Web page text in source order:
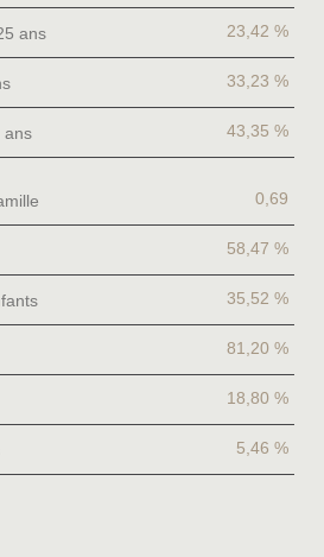
ans 23,42 %
33,23 %
ans 43,35 %
0,69
58,47 %
35,52 %
81,20 %
18,80 %
5,46 %